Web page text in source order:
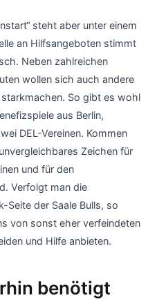
steht aber unter einem
an Hilfsangeboten stimmt
Neben zahlreichen
wollen sich auch andere
So gibt es wohl
aus Berlin,
DEL-Vereinen. Kommen
Zeichen für
und für den
Verfolgt man die
Seite der Saale Bulls, so
von sonst eher verfeindeten
und Hilfe anbieten.
benötigt